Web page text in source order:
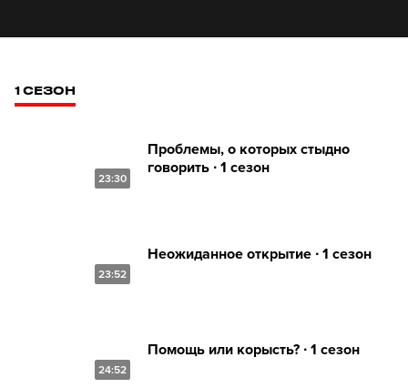
1 СЕЗОН
23:30
Проблемы, о которых стыдно
говорить ∙ 1 сезон
23:52
Неожиданное открытие ∙ 1 сезон
24:52
Помощь или корысть? ∙ 1 сезон